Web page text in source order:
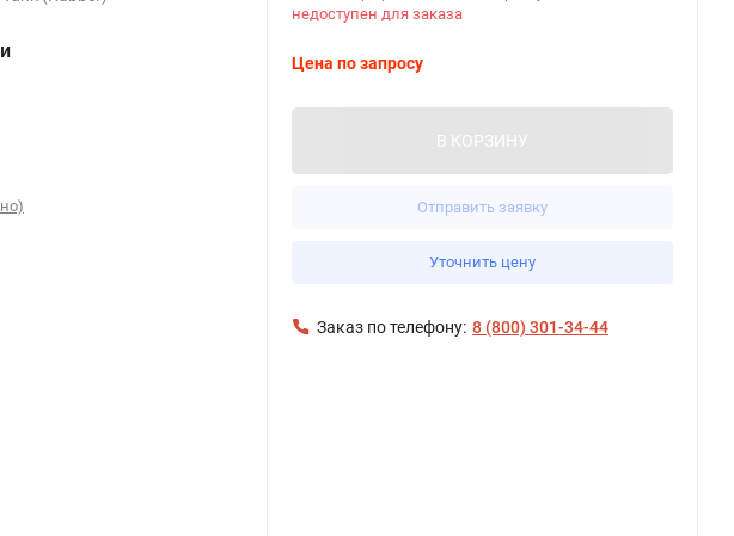
недоступен для заказа
Цена по запросу
В КОРЗИНУ
Отправить заявку
Уточнить цену
Заказ по телефону: 8 (800) 301-34-44